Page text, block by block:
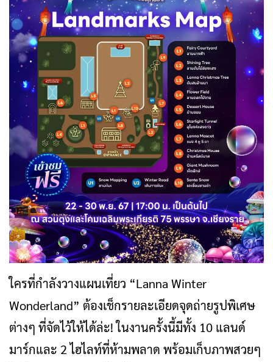
ใครที่กำลังวางแผนเที่ยว “Lanna Winter
Wonderland” ต้องเช็กรายละเอียดจุดถ่ายรูปพิเศษ
ต่างๆ ที่จัดไว้ให้ได้ล่ะ! ในงานครั้งนี้มีทั้ง 10 แลนด์
มาร์กและ 2 ไฮไลท์ที่ห้ามพลาด พร้อมเก็บภาพสวยๆ